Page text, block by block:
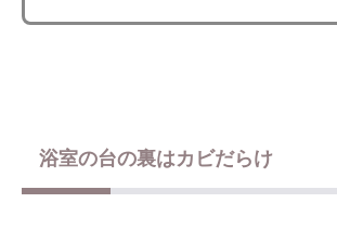
浴室の台の裏はカビだらけ